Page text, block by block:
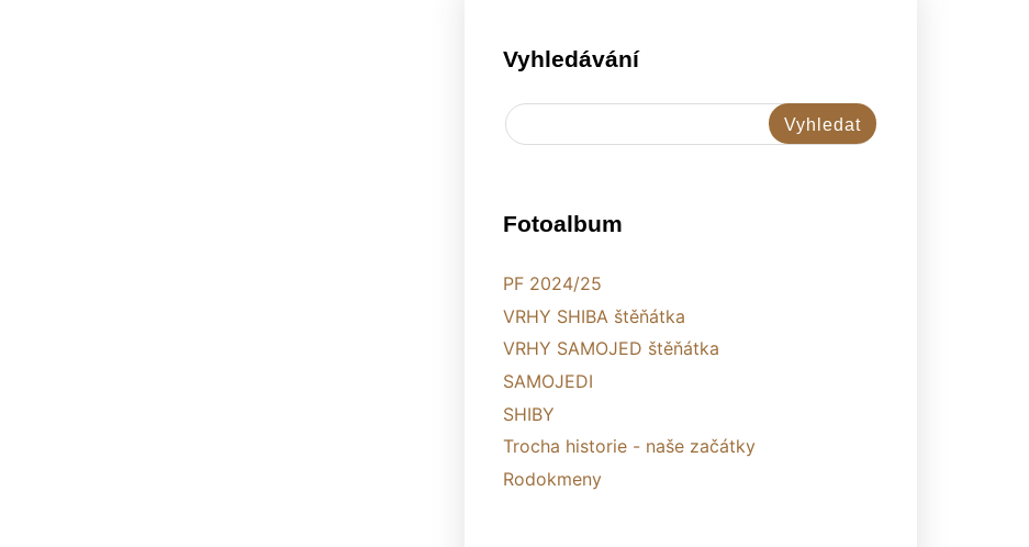
Vyhledávání
Fotoalbum
PF 2024/25
VRHY SHIBA štěňátka
VRHY SAMOJED štěňátka
SAMOJEDI
SHIBY
Trocha historie - naše začátky
Rodokmeny